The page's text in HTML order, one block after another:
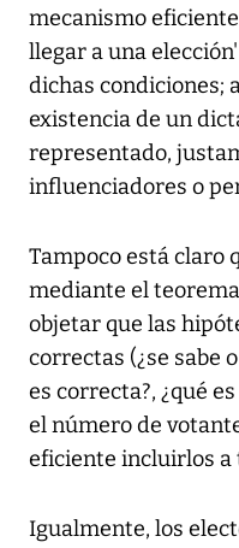
mecanismo
llegar a una
dichas condiciones;
existencia de un
representado,
influenciadores o
Tampoco está claro
mediante el
objetar que las
correctas (¿se sabe
es correcta?, ¿qué
el número de
eficiente incluirlos a
Igualmente, los